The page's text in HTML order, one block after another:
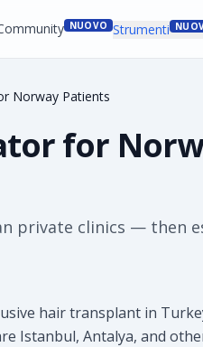
NUOVO Strumenti
Norway Patients
for
private clinics — then
hair transplant in
Istanbul, Antalya, and